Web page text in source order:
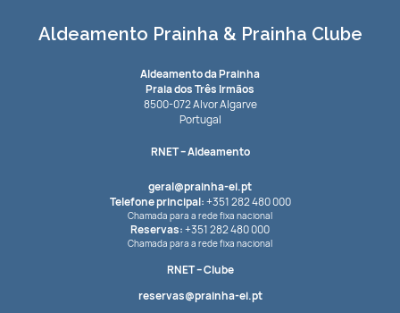
Aldeamento Prainha & Prainha Clube
Aldeamento da Prainha
Praia dos Três Irmãos
8500-072 Alvor Algarve
Portugal
RNET– Aldeamento
geral@prainha-ei.pt
Telefone principal:+351 282 480 000
Chamada para a rede fixa nacional
Reservas:+351 282 480 000
Chamada para a rede fixa nacional
RNET– Clube
reservas@prainha-ei.pt